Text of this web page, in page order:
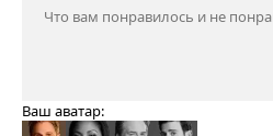
Ваш аватар: